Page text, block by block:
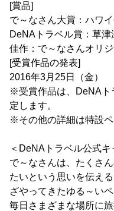
[賞品]
で～なさん大賞：ハワ
DeNAトラベル賞：草津
佳作：で～なさんオリ
[受賞作品の発表]
2016年3月25日（金）
※受賞作品は、DeNAト
定します。
※その他の詳細は特設ペ
＜DeNAトラベル公式キ
で～なさんは、たくさ
たいという思いを伝え
ざやってきたゆる～いペ
毎日さまざまな場所に